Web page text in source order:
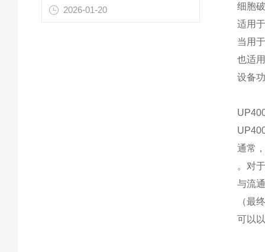
2026-01-20
细胞
适用
当用
也适
设备
通常
。对
与流
（最
可以